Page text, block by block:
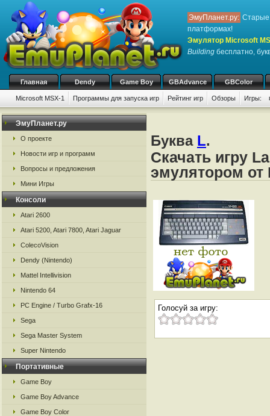
ЭмуПланет.ру: Старые
платформах!
Эмулятор Microsoft
Building бесплатно,
Главная Dendy Game Boy GBAdvance GBColor
Microsoft MSX-1 Программы для запуска игр Рейтинг игр Обзоры Игры:
ЭмуПланет.ру
О проекте
Новости игр и программ
Вопросы и предложения
Мини Игры
Консоли
Atari 2600
Atari 5200, Atari 7800, Atari Jaguar
ColecoVision
Dendy (Nintendo)
Mattel Intellivision
Nintendo 64
PC Engine / Turbo Grafx-16
Sega
Sega Master System
Super Nintendo
Портативные
Game Boy
Game Boy Advance
Game Boy Color
Буква L.
Скачать игру
эмулятором от
Голосуй за игру: